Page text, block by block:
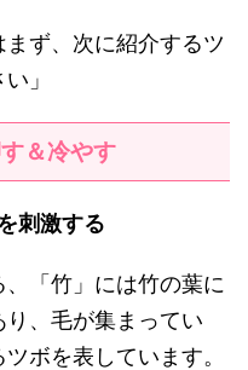
ず、次に紹介するツ
」
＆冷やす
刺激する
、「竹」には竹の葉に
、毛が集まってい
ボを表しています。